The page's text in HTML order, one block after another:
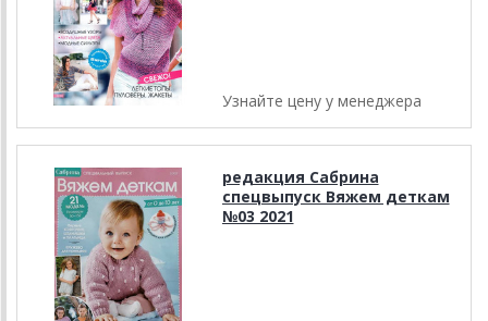
Узнайте цену у менеджера
редакция Сабрина
спецвыпуск Вяжем деткам
№03 2021